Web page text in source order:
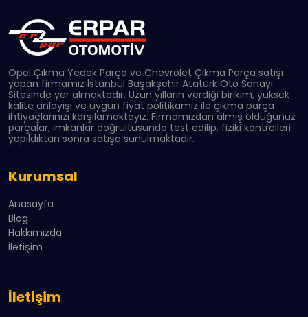
Opel Çıkma Yedek Parça ve Chevrolet Çıkma Parça satışı
yapan firmamız İstanbul Başakşehir Atatürk Oto Sanayi
Sitesinde yer almaktadır. Uzun yılların verdiği birikim, yüksek
kalite anlayışı ve uygun fiyat politikamız ile çıkma parça
ihtiyaçlarınızı karşılamaktayız. Firmamızdan almış olduğunuz
parçalar, imkanlar doğrultusunda test edilip, fiziki kontrolleri
yapıldıktan sonra satışa sunulmaktadır.
Kurumsal
Anasayfa
Blog
Hakkımızda
İletişim
İletişim